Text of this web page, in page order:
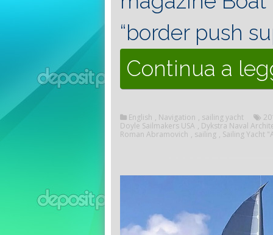
“border push
Continua a
English , Navigation , sailing yacht
Doyle Sailmakers USA , Dykstra Naval
Roman Abramovich , sailing , Sailing Yacht